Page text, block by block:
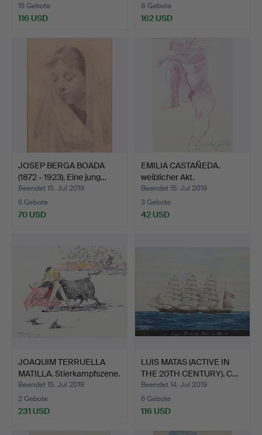
15 Gebote
116 USD
8 Gebote
162 USD
JOSEP BERGA BOADA
(1872 - 1923). Eine jung…
Beendet 15. Jul 2019
6 Gebote
70 USD
EMILIA CASTAÑEDA.
weiblicher Akt.
Beendet 15. Jul 2019
3 Gebote
42 USD
JOAQUIM TERRUELLA
MATILLA. Stierkampfszene.
Beendet 15. Jul 2019
2 Gebote
231 USD
LUIS MATAS (ACTIVE IN
THE 20TH CENTURY). C…
Beendet 14. Jul 2019
6 Gebote
116 USD